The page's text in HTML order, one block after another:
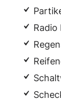
Radio